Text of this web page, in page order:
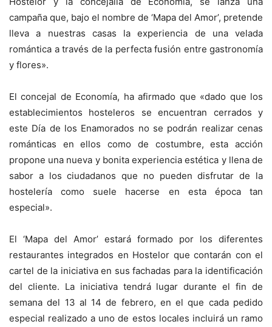
campaña que, bajo el nombre de ‘Mapa del Amor’, pretende
lleva a nuestras casas la experiencia de una velada
romántica a través de la perfecta fusión entre gastronomía
y flores».
El concejal de Economía, ha afirmado que «dado que los
establecimientos hosteleros se encuentran cerrados y
este Día de los Enamorados no se podrán realizar cenas
románticas en ellos como de costumbre, esta acción
propone una nueva y bonita experiencia estética y llena de
sabor a los ciudadanos que no pueden disfrutar de la
hostelería como suele hacerse en esta época tan
especial».
El ‘Mapa del Amor’ estará formado por los diferentes
restaurantes integrados en Hostelor que contarán con el
cartel de la iniciativa en sus fachadas para la identificación
del cliente. La iniciativa tendrá lugar durante el fin de
semana del 13 al 14 de febrero, en el que cada pedido
especial realizado a uno de estos locales incluirá un ramo